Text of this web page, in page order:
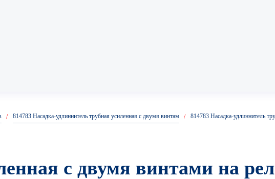
Анкер рамный
814783 Насадка-удлиннитель трубная усиленная с двумя винтам 814783 Насадка-удлиннитель
с двумя винтами на